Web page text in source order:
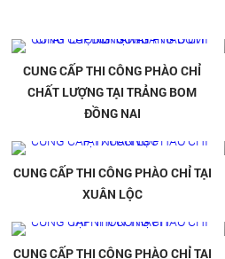
CUNG CẤP THI CÔNG PHÀO CHỈ
CHẤT LƯỢNG TẠI TRẢNG BOM
ĐỒNG NAI
CUNG CẤP THI CÔNG PHÀO CHỈ TẠI
XUÂN LỘC
CUNG CẤP THI CÔNG PHÀO CHỈ TẠI